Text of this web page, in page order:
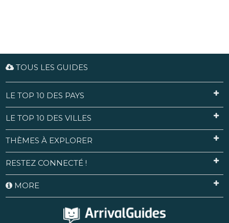
TOUS LES GUIDES
LE TOP 10 DES PAYS
LE TOP 10 DES VILLES
THÈMES À EXPLORER
RESTEZ CONNECTÉ !
MORE